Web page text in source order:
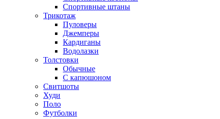
Спортивные штаны
Трикотаж
Пуловеры
Джемперы
Кардиганы
Водолазки
Толстовки
Обычные
С капюшоном
Свитшоты
Худи
Поло
Футболки